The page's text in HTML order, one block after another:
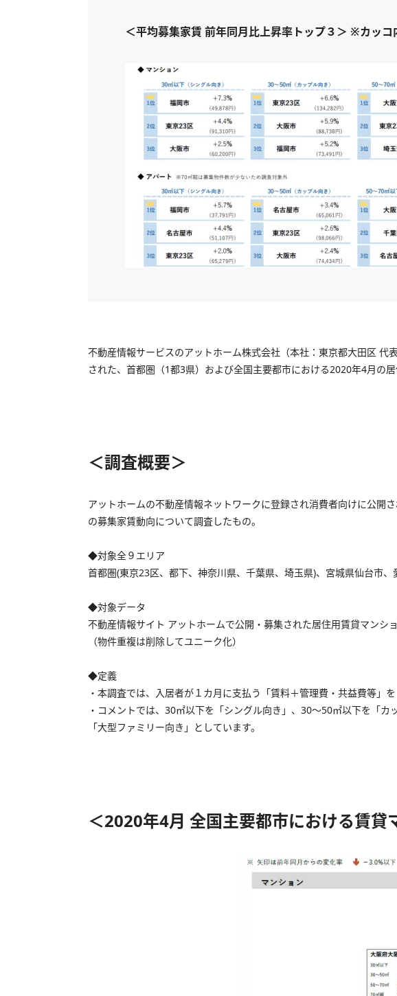
＜平均募集家賃 前年同月比上昇率トップ３＞ ※カッ
不動産情報サービスのアットホーム株式会社（本社：東京都大田区
された、首都圏（1都3県）および全国主要都市における2020年4月の
＜調査概要＞
アットホームの不動産情報ネットワークに登録され消費者向けに公開
の募集家賃動向について調査したもの。
◆対象全９エリア
首都圏(東京23区、都下、神奈川県、千葉県、埼玉県)、宮城県仙台市
◆対象データ
不動産情報サイト アットホームで公開・募集された居住用賃貸マンシ
（物件重複は削除してユニーク化）
◆定義
・本調査では、入居者が１カ月に支払う「賃料＋管理費・共益費等」を
・コメントでは、30㎡以下を「シングル向き」、30～50㎡以下を「
「大型ファミリー向き」としています。
＜2020年4月 全国主要都市における賃